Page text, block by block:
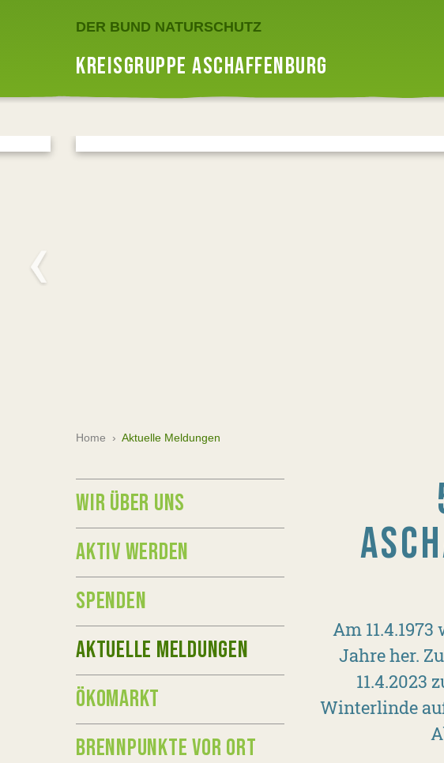
DER BUND NATURSCHUTZ
KREISGRUPPE ASCHAFFENBURG
Home › Aktuelle Meldungen
Am
Jahre her.
11.4.2023
Winterlinde
WIR ÜBER UNS
AKTIV WERDEN
SPENDEN
AKTUELLE MELDUNGEN
ÖKOMARKT
BRENNPUNKTE VOR ORT